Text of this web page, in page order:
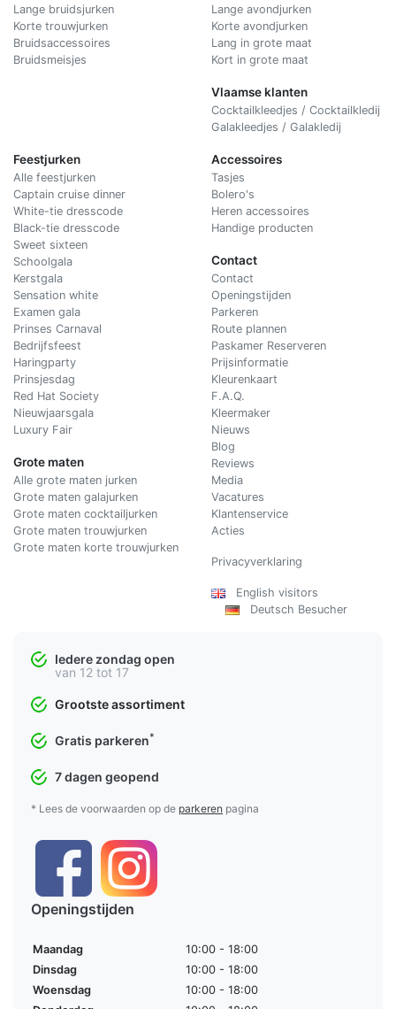
Lange bruidsjurken
Korte trouwjurken
Bruidsaccessoires
Bruidsmeisjes
Lange avondjurken
Korte avondjurken
Lang in grote maat
Kort in grote maat
Vlaamse klanten
Cocktailkleedjes / Cocktailkledij
Galakleedjes / Galakledij
Feestjurken
Alle feestjurken
Captain cruise dinner
White-tie dresscode
Black-tie dresscode
Sweet sixteen
Schoolgala
Kerstgala
Sensation white
Examen gala
Prinses Carnaval
Bedrijfsfeest
Haringparty
Prinsjesdag
Red Hat Society
Nieuwjaarsgala
Luxury Fair
Grote maten
Alle grote maten jurken
Grote maten galajurken
Grote maten cocktailjurken
Grote maten trouwjurken
Grote maten korte trouwjurken
Accessoires
Tasjes
Bolero's
Heren accessoires
Handige producten
Contact
Contact
Openingstijden
Parkeren
Route plannen
Paskamer Reserveren
Prijsinformatie
Kleurenkaart
F.A.Q.
Kleermaker
Nieuws
Blog
Reviews
Media
Vacatures
Klantenservice
Acties
Privacyverklaring
English visitors
Deutsch Besucher
Iedere zondag open
van 12 tot 17
Grootste assortiment
Gratis parkeren*
7 dagen geopend
* Lees de voorwaarden op de parkeren pagina
Openingstijden
Maandag
10:00 - 18:00
Dinsdag
10:00 - 18:00
Woensdag
10:00 - 18:00